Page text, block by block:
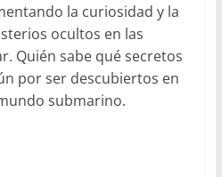
la curiosidad y la
ocultos en las
Quién sabe qué secretos
por ser descubiertos en
submarino.